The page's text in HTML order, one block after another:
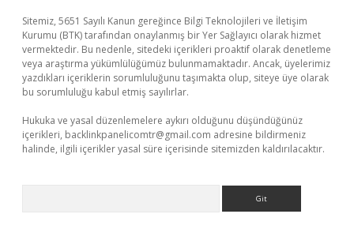
Sitemiz, 5651 Sayılı Kanun gereğince Bilgi Teknolojileri ve İletişim
Kurumu (BTK) tarafından onaylanmış bir Yer Sağlayıcı olarak hizmet
vermektedir. Bu nedenle, sitedeki içerikleri proaktif olarak denetleme
veya araştırma yükümlülüğümüz bulunmamaktadır. Ancak, üyelerimiz
yazdıkları içeriklerin sorumluluğunu taşımakta olup, siteye üye olarak
bu sorumluluğu kabul etmiş sayılırlar.
Hukuka ve yasal düzenlemelere aykırı olduğunu düşündüğünüz
içerikleri, backlinkpanelicomtr@gmail.com adresine bildirmeniz
halinde, ilgili içerikler yasal süre içerisinde sitemizden kaldırılacaktır.